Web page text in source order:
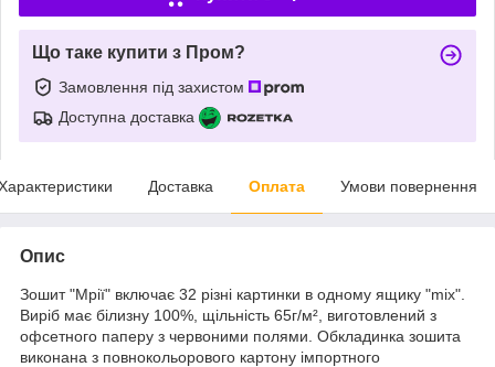
Що таке купити з Пром?
Замовлення під захистом
Доступна доставка
Доставка Оплата Умови повернення
Опис
Зошит "Мрії" включає 32 різні картинки в одному ящику "mix".
Виріб має білизну 100%, щільність 65г/м², виготовлений з
офсетного паперу з червоними полями. Обкладинка зошита
виконана з повнокольорового картону імпортного